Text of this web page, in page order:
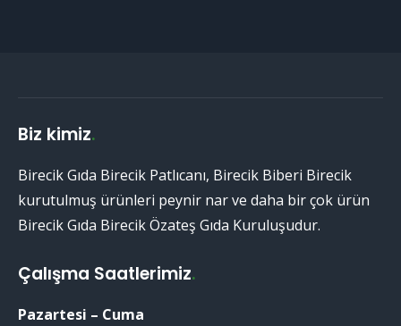
Biz kimiz.
Birecik Gıda Birecik Patlıcanı, Birecik Biberi Birecik
kurutulmuş ürünleri peynir nar ve daha bir çok ürün
Birecik Gıda Birecik Özateş Gıda Kuruluşudur.
Çalışma Saatlerimiz.
Pazartesi – Cuma